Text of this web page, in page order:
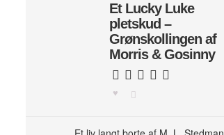
Et Lucky Luke
pletskud –
Grønskollingen af
Morris & Gosinny